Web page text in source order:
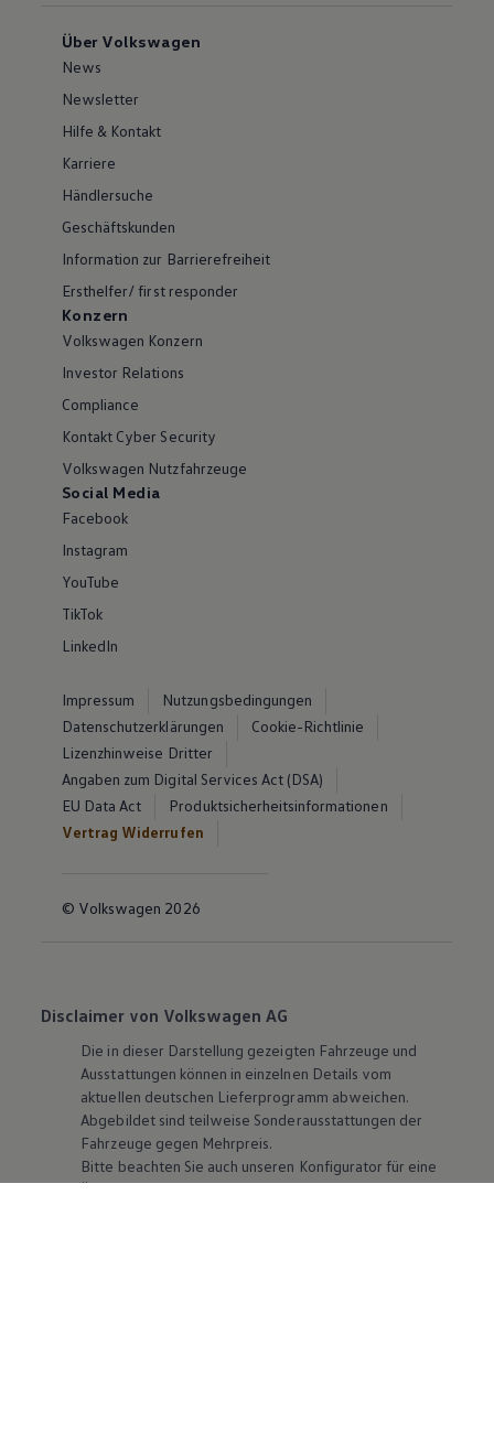
Über Volkswagen
News
Newsletter
Hilfe & Kontakt
Karriere
Händlersuche
Geschäftskunden
Information zur Barrierefreiheit
Ersthelfer/ first responder
Konzern
Volkswagen Konzern
Investor Relations
Compliance
Kontakt Cyber Security
Volkswagen Nutzfahrzeuge
Social Media
Facebook
Instagram
YouTube
TikTok
LinkedIn
Impressum
Nutzungsbedingungen
Datenschutzerklärungen
Cookie-Richtlinie
Lizenzhinweise Dritter
Angaben zum Digital Services Act (DSA)
EU Data Act
Produktsicherheitsinformationen
Vertrag Widerrufen
© Volkswagen 2026
Disclaimer von Volkswagen AG
Die in dieser Darstellung gezeigten Fahrzeuge und
Ausstattungen können in einzelnen Details vom
aktuellen deutschen Lieferprogramm abweichen.
Abgebildet sind teilweise Sonderausstattungen der
Fahrzeuge gegen Mehrpreis.
Bitte beachten Sie auch unseren Konfigurator für eine
Übersicht der aktuell verfügbaren Modelle und